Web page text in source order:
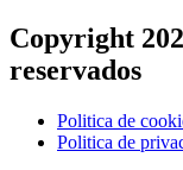
Copyright
reservados
Politica de
Politica de